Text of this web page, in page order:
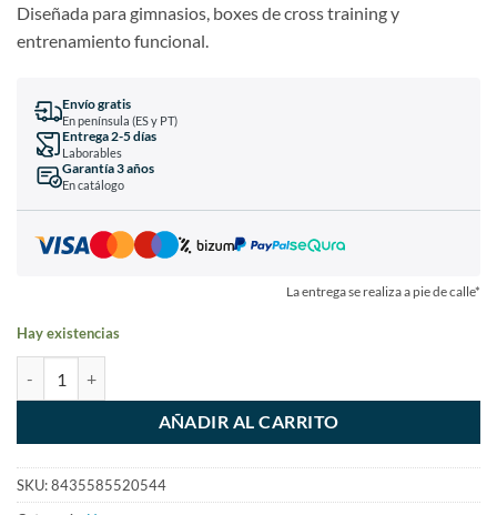
Diseñada para gimnasios, boxes de cross training y
entrenamiento funcional.
Envío gratis
En península (ES y PT)
Entrega 2-5 días
Laborables
Garantía 3 años
En catálogo
La entrega se realiza a pie de calle*
Hay existencias
AÑADIR AL CARRITO
SKU:8435585520544